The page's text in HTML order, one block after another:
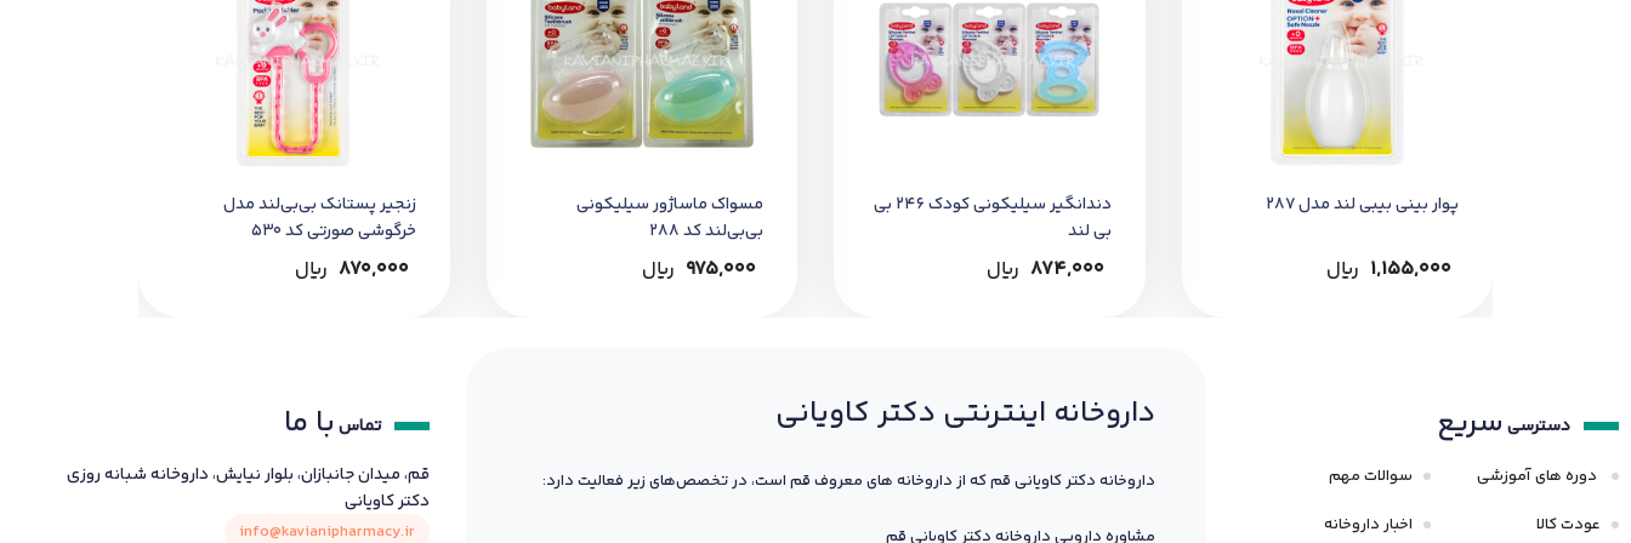
پوار بینی بیبی لند مدل 287
1,155,000 ﷼
دندانگیر سیلیکونی کودک 246 بی
بی لند
874,000 ﷼
مسواک ماساژور سیلیکونی
بی‌بی‌لند کد 288
975,000 ﷼
زنجیر پستانک بی‌بی‌لند مدل
خرگوشی صورتی کد 530
870,000 ﷼
دسترسی سریع
دوره های آموزشی
عودت کالا
سوالات مهم
اخبار داروخانه
داروخانه اینترنتی دکتر کاویانی
داروخانه دکتر کاویانی قم که از داروخانه های معروف قم است، در تخصص‌های زیر فعالیت دارد:
مشاوره دارویی داروخانه دکتر کاویانی قم
تماس با ما
قم، میدان جانبازان، بلوار نیایش، داروخانه شبانه روزی
دکتر کاویانی
info@kavianipharmacy.ir